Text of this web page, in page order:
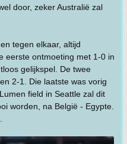
door, zeker Australië zal
tegen elkaar, altijd
eerste ontmoeting met 1-0 in
gelijkspel. De twee
2-1. Die laatste was vorig
field in Seattle zal dit
worden, na België - Egypte.